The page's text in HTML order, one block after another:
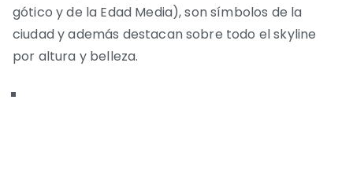
gótico y de la Edad Media), son símbolos de la
ciudad y además destacan sobre todo el skyline
por altura y belleza.